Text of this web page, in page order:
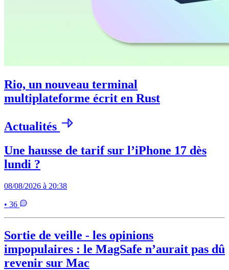
Rio, un nouveau terminal
multiplateforme écrit en Rust
Actualités
Une hausse de tarif sur l’iPhone 17 dès
lundi ?
08/08/2026 à 20:38
• 36
Sortie de veille - les opinions
impopulaires : le MagSafe n’aurait pas dû
revenir sur Mac